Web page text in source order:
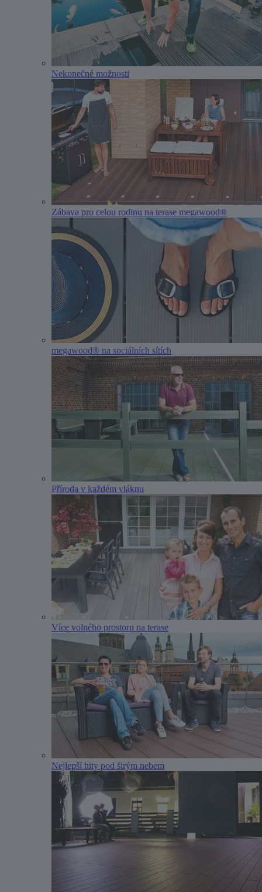
Nekonečné možnosti
Zábava pro celou rodinu na terase megawood®
megawood® na sociálních sítích
Příroda v každém vláknu
Více volného prostoru na terase
Nejlepší hity pod širým nebem